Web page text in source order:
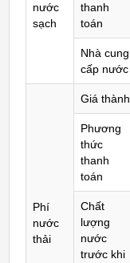
nước
sạch
thanh
toán
Nhà cung
cấp nước
Phí
nước
thải
Giá thành
Phương
thức
thanh
toán
Chất
lượng
nước
trước khi